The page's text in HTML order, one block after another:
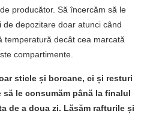
producător. Să încercăm să le
depozitare doar atunci când
temperatură decât cea marcată
compartimente.
sticle și borcane, ci și resturi
să le consumăm până la finalul
de a doua zi. Lăsăm rafturile și